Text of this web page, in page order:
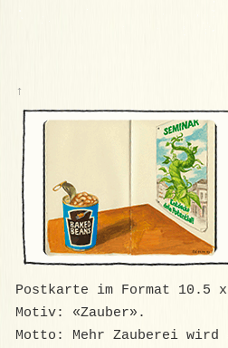
↑
Postkarte im Format 10.5
Motiv: «Zauber».
Motto: Mehr Zauberei